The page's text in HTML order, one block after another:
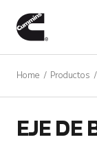
Home Productos
EJE DE